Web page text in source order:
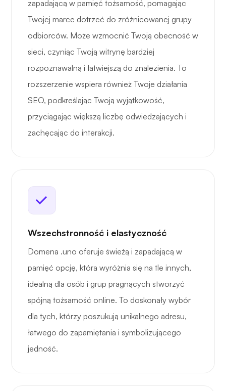
zapadającą w pamięć tożsamość, pomagając
Twojej marce dotrzeć do zróżnicowanej grupy
odbiorców. Może wzmocnić Twoją obecność w
sieci, czyniąc Twoją witrynę bardziej
rozpoznawalną i łatwiejszą do znalezienia. To
rozszerzenie wspiera również Twoje działania
SEO, podkreślając Twoją wyjątkowość,
przyciągając większą liczbę odwiedzających i
zachęcając do interakcji.
Wszechstronność i elastyczność
Domena .uno oferuje świeżą i zapadającą w
pamięć opcję, która wyróżnia się na tle innych,
idealną dla osób i grup pragnących stworzyć
spójną tożsamość online. To doskonały wybór
dla tych, którzy poszukują unikalnego adresu,
łatwego do zapamiętania i symbolizującego
jedność.